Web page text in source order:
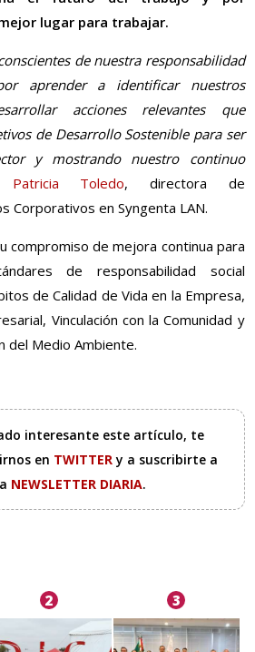
lugar para trabajar.
de nuestra responsabilidad
aprender a identificar nuestros
acciones relevantes que
de Desarrollo Sostenible para ser
y mostrando nuestro continuo
Patricia Toledo, directora de
Corporativos en Syngenta LAN.
compromiso de mejora continua para
de responsabilidad social
de Calidad de Vida en la Empresa,
Vinculación con la Comunidad y
del Medio Ambiente.
interesante este artículo, te
en TWITTERy a suscribirte a
NEWSLETTER DIARIA.
2 3